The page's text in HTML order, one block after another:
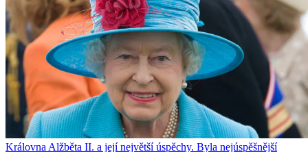
Královna Alžběta II. a její největší úspěchy. Byla nejúspěšnější